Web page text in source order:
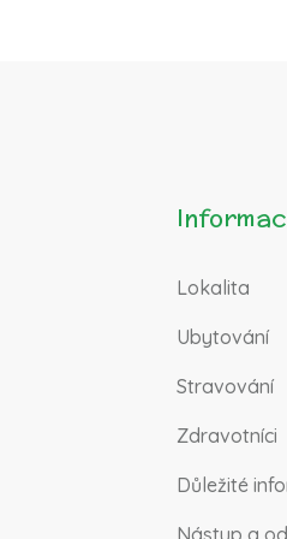
Lokalita
Ubytování
Stravování
Zdravotníci
Důležité
Nástup a